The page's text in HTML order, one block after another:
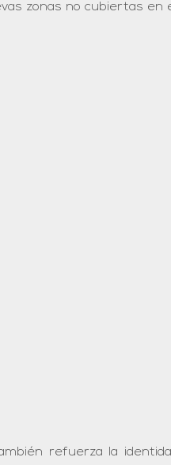
zonas no cubiertas en
refuerza la